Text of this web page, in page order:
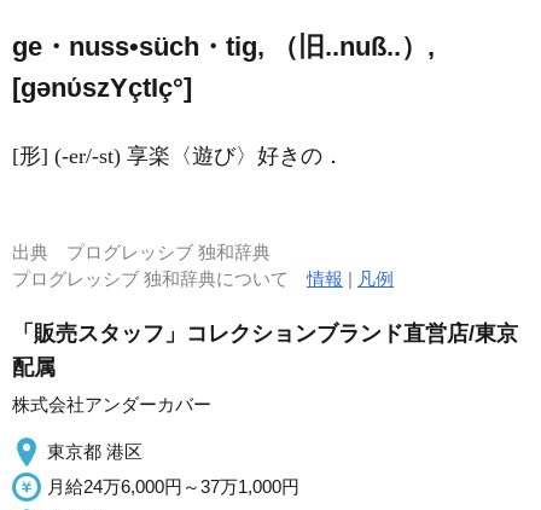
ge・nuss•süch・tig, （旧..nuß..）,
[ɡənύszYçtIç°]
[形] (-er/-st) 享楽〈遊び〉好きの．
出典 プログレッシブ 独和辞典
プログレッシブ 独和辞典について情報 | 凡例
「販売スタッフ」コレクションブランド直営店/東京
配属
株式会社アンダーカバー
東京都 港区
月給24万6,000円～37万1,000円